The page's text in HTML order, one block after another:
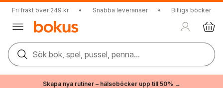
Fri frakt över 249 kr • Snabba leveranser • Billiga böcker
Sök bok, spel, pussel, penna...
Skapa nya rutiner – hälsoböcker upp till 50% →